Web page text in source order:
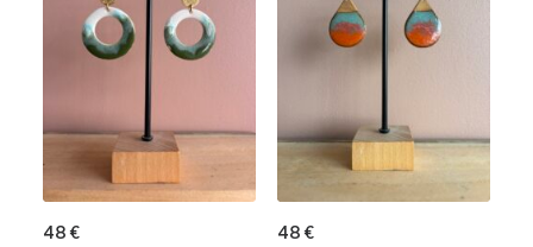
48€ 48€